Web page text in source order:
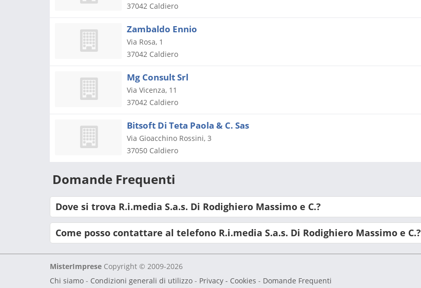
37042 Caldiero
Zambaldo Ennio
Via Rosa, 1
37042 Caldiero
Mg Consult Srl
Via Vicenza, 11
37042 Caldiero
Bitsoft Di Teta Paola & C. Sas
Via Gioacchino Rossini, 3
37050 Caldiero
Domande Frequenti
Dove si trova R.i.media S.a.s. Di Rodighiero Massimo e C.?
Come posso contattare al telefono R.i.media S.a.s. Di Rodighiero Massimo e C.?
MisterImprese Copyright © 2009-2026
Chi siamo - Condizioni generali di utilizzo - Privacy - Cookies - Domande Frequenti